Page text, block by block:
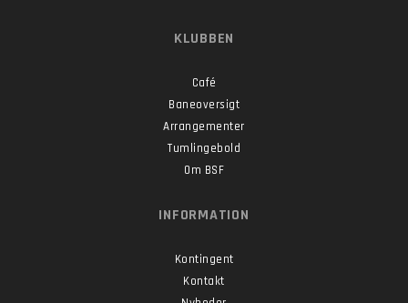
KLUBBEN
Café
Baneoversigt
Arrangementer
Tumlingebold
Om BSF
INFORMATION
Kontingent
Kontakt